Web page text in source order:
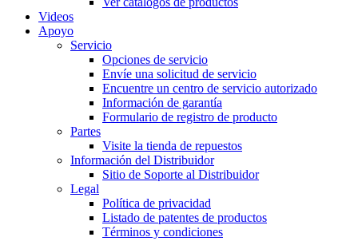
Videos
Apoyo
Servicio
Opciones de servicio
Envíe una solicitud de servicio
Encuentre un centro de servicio autorizado
Información de garantía
Formulario de registro de producto
Partes
Visite la tienda de repuestos
Información del Distribuidor
Sitio de Soporte al Distribuidor
Legal
Política de privacidad
Listado de patentes de productos
Términos y condiciones